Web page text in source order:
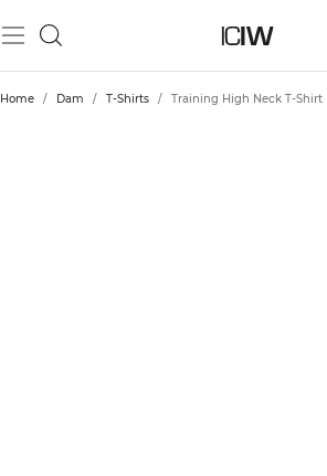
Home / Dam / T-Shirts / Training High Neck T-Shirt